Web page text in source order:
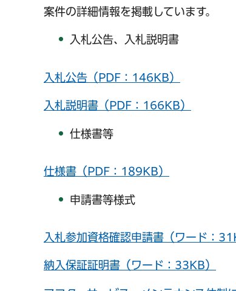
案件の詳細情報を掲載しています。
入札公告、入札説明書
入札公告（PDF：146KB）
入札説明書（PDF：166KB）
仕様書等
仕様書（PDF：189KB）
申請書等様式
入札参加資格確認申請書（ワード：
納入保証証明書（ワード：33KB）